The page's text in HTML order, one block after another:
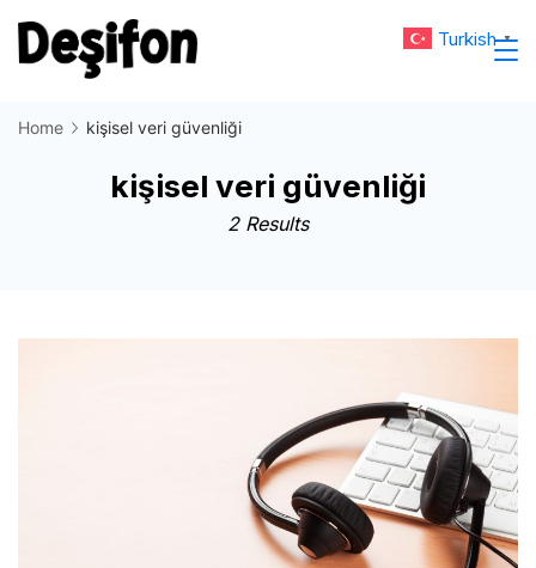
Skip
to
Home kişisel veri güvenliği
kişisel veri güvenliği
2 Results
Turkish ▼